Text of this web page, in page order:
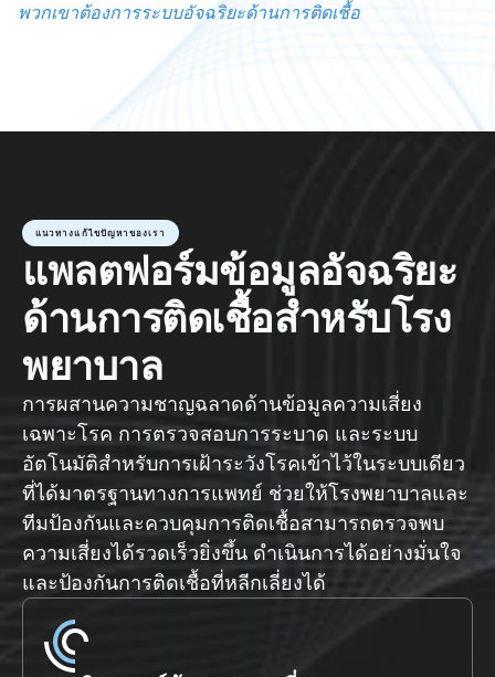
พวกเขาต้องการระบบอัจฉริยะด้านการติดเชื้อ
แนวทางแก้ไขปัญหาของเรา
แพลตฟอร์มข้อมูลอัจฉริยะ
ด้านการติดเชื้อสำหรับโรง
พยาบาล
การผสานความชาญฉลาดด้านข้อมูลความเสี่ยง
เฉพาะโรค การตรวจสอบการระบาด และระบบ
อัตโนมัติสำหรับการเฝ้าระวังโรคเข้าไว้ในระบบเดียว
ที่ได้มาตรฐานทางการแพทย์ ช่วยให้โรงพยาบาลและ
ทีมป้องกันและควบคุมการติดเชื้อสามารถตรวจพบ
ความเสี่ยงได้รวดเร็วยิ่งขึ้น ดำเนินการได้อย่างมั่นใจ
และป้องกันการติดเชื้อที่หลีกเลี่ยงได้